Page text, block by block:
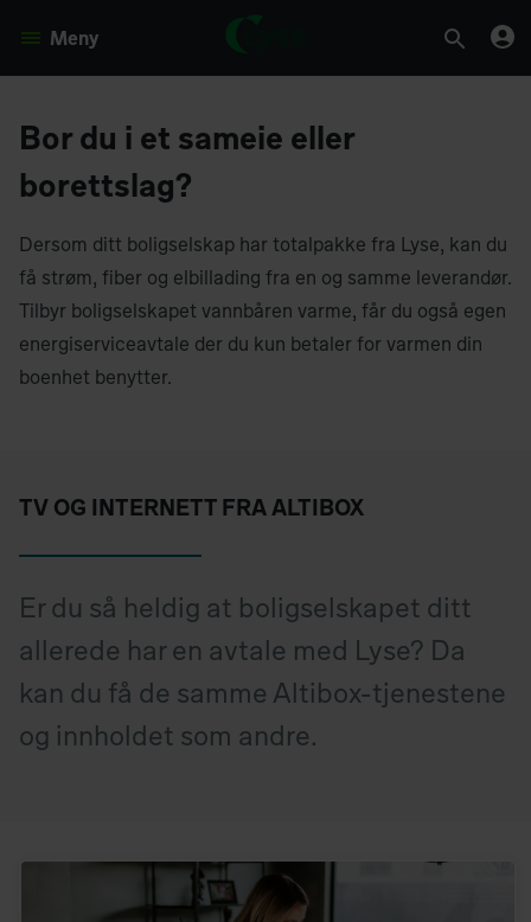
Meny
Bor du i et sameie eller
borettslag?
Dersom ditt boligselskap har totalpakke fra Lyse, kan du
få strøm, fiber og elbillading fra en og samme leverandør.
Tilbyr boligselskapet vannbåren varme, får du også egen
energiserviceavtale der du kun betaler for varmen din
boenhet benytter.
TV OG INTERNETT FRA ALTIBOX
Er du så heldig at boligselskapet ditt
allerede har en avtale med Lyse? Da
kan du få de samme Altibox-tjenestene
og innholdet som andre.